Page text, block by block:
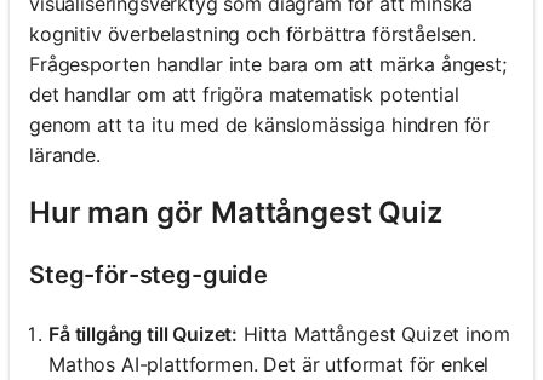
kognitiv överbelastning och förbättra förståelsen.
Frågesporten handlar inte bara om att märka ångest;
det handlar om att frigöra matematisk potential
genom att ta itu med de känslomässiga hindren för
lärande.
Hur man gör Mattångest Quiz
Steg-för-steg-guide
Få tillgång till Quizet: Hitta Mattångest Quizet inom
Mathos AI-plattformen. Det är utformat för enkel